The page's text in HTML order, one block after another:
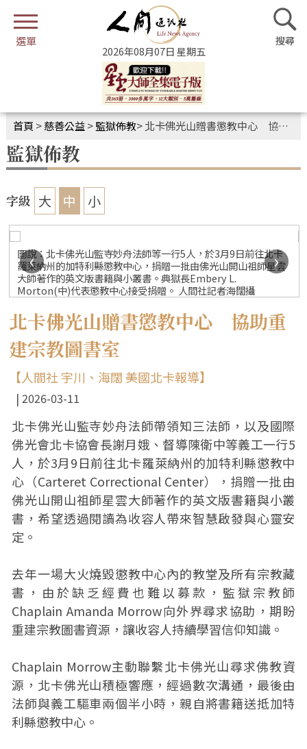
2026年08月07日 星期五
首頁 >慈善公益>監獄佈教>北卡佛光山贈書懲教中心 協助重建宗教圖書室
監獄佈教
字級 大 中 小
圖說：北卡佛光山監寺妙舟法師等一行5人，於3月9日前往北卡
羅萊納州的加特利縣懲教中心，捐贈一批由佛光山開山祖師星雲
大師著作的英文版書籍與小叢書。典獄長Embery L.
Morton(中)代表懲教中心接受捐贈。 人間社記者海闊攝
‹ ›
北卡佛光山贈書懲教中心 協助重
建宗教圖書室
【人間社 宇川、海闊 美國北卡報導】
2026-03-11
北卡佛光山監寺妙舟法師帶領知三法師，以及國際
佛光會北卡協會長謝月娥、督導陳衛中等義工一行5
人，於3月9日前往北卡羅萊納州的加特利縣懲教中
心（Carteret Correctional Center），捐贈一批由
佛光山開山祖師星雲大師著作的英文版書籍與小叢
書，希望透過閱讀為收容人帶來智慧啟發與心靈安
定。
去年一場大火燒毀懲教中心內的教堂及所有宗教藏
書，由於缺乏經費也難以募款，監獄宗教師
Chaplain Amanda Morrow向外界尋求協助，期盼
重建宗教圖書資源，讓收容人持續學習信仰知識。
Chaplain Morrow主動聯繫北卡佛光山尋求佛教資
源，北卡佛光山積極響應，經過數次溝通，最後由
法師與義工驅車兩個半小時，親自將書籍送抵加特
利縣懲教中心。